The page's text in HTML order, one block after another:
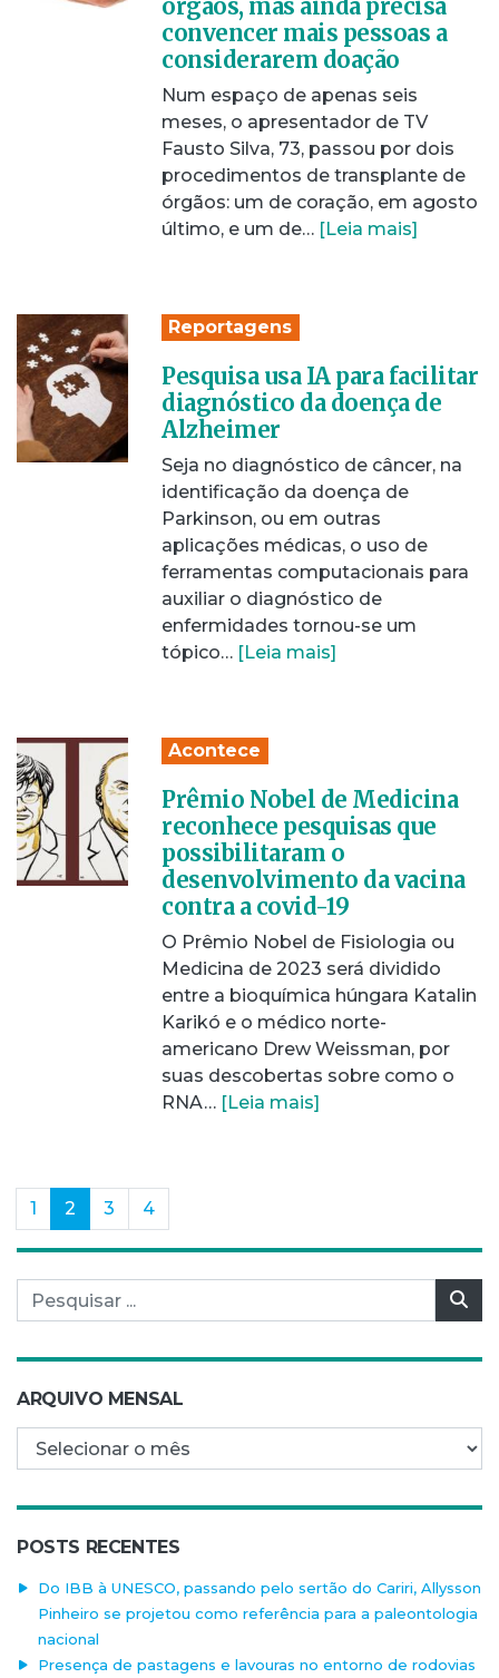
órgãos, mas ainda precisa
convencer mais pessoas a
considerarem doação
Num espaço de apenas seis
meses, o apresentador de TV
Fausto Silva, 73, passou por dois
procedimentos de transplante de
órgãos: um de coração, em agosto
último, e um de… [Leia mais]
Reportagens
Pesquisa usa IA para facilitar
diagnóstico da doença de
Alzheimer
Seja no diagnóstico de câncer, na
identificação da doença de
Parkinson, ou em outras
aplicações médicas, o uso de
ferramentas computacionais para
auxiliar o diagnóstico de
enfermidades tornou-se um
tópico… [Leia mais]
Acontece
Prêmio Nobel de Medicina
reconhece pesquisas que
possibilitaram o
desenvolvimento da vacina
contra a covid-19
O Prêmio Nobel de Fisiologia ou
Medicina de 2023 será dividido
entre a bioquímica húngara Katalin
Karikó e o médico norte-
americano Drew Weissman, por
suas descobertas sobre como o
RNA… [Leia mais]
1 2 (current)
3 4
Pesquisar por:
ARQUIVO MENSAL
Arquivo mensal
POSTS RECENTES
Do IBB à UNESCO, passando pelo sertão do Cariri, Allysson
Pinheiro se projetou como referência para a paleontologia
nacional
Presença de pastagens e lavouras no entorno de rodovias